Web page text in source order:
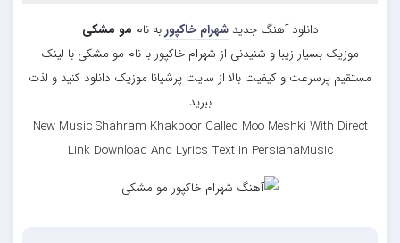
دانلود آهنگ جدیدشهرام خاکپوربه نام مو مشکی
موزیک بسیار زیبا و شنیدنی از شهرام خاکپور با نام مو مشکی با لینک
مستقیم پرسرعت و کیفیت بالا از سایت پرشیانا موزیک دانلود کنید و لذت
ببرید
New Music Shahram Khakpoor Called Moo Meshki With Direct
Link Download And Lyrics Text In PersianaMusic